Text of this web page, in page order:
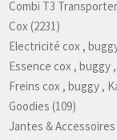
Combi T3 Transporter
Cox(2231)
Electricité cox ,
Essence cox , buggy
Freins cox , buggy ,
Goodies (109)
Jantes & Accessoires